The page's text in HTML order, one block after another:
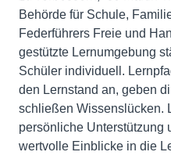
Behörde für Schule,
Federführers Freie und
gestützte Lernumgebung
Schüler individuell.
den Lernstand an, geben
schließen Wissenslücken.
persönliche Unterstützung
wertvolle Einblicke in die